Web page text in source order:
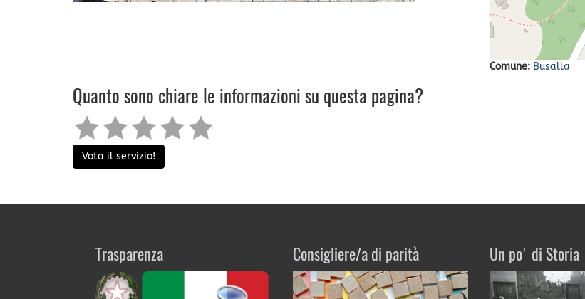
Comune: Busalla
Quanto sono chiare le informazioni su questa pagina?
Vota il servizio!
Trasparenza Consigliere/a di parità Un po' di Storia